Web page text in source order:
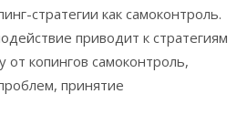
стратегии как самоконтроль.
приводит к стратегиям
от копингов самоконтроль,
принятие